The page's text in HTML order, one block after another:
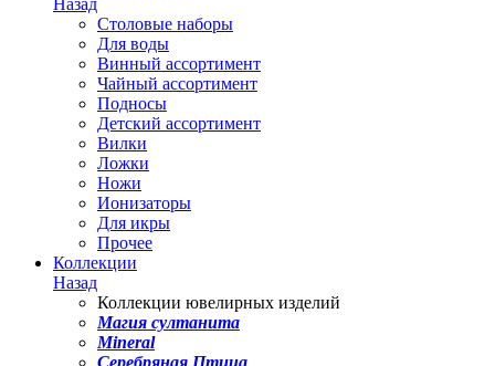
Назад
Столовые наборы
Для воды
Винный ассортимент
Чайный ассортимент
Подносы
Детский ассортимент
Вилки
Ложки
Ножи
Ионизаторы
Для икры
Прочее
Коллекции
Назад
Коллекции ювелирных изделий
Магия султанита
Mineral